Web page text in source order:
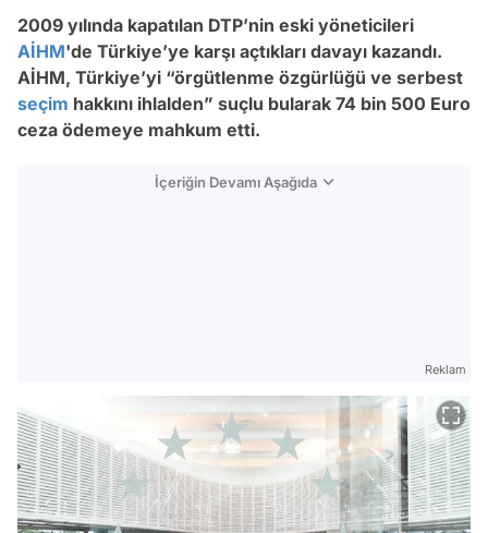
2009 yılında kapatılan DTP’nin eski yöneticileri
AİHM'de Türkiye’ye karşı açtıkları davayı kazandı.
AİHM, Türkiye’yi “örgütlenme özgürlüğü ve serbest
seçim hakkını ihlalden” suçlu bularak 74 bin 500 Euro
ceza ödemeye mahkum etti.
İçeriğin Devamı Aşağıda
Reklam